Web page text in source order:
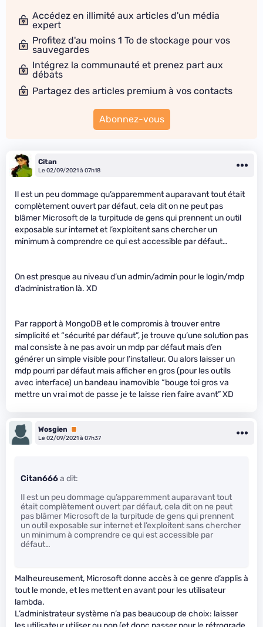
Accédez en illimité aux articles d'un média
expert
Profitez d'au moins 1 To de stockage pour vos
sauvegardes
Intégrez la communauté et prenez part aux
débats
Partagez des articles premium à vos contacts
Abonnez-vous
Citan
Le 02/09/2021 à 07h18
Il est un peu dommage qu’apparemment auparavant tout était
complètement ouvert par défaut, cela dit on ne peut pas
blâmer Microsoft de la turpitude de gens qui prennent un outil
exposable sur internet et l’exploitent sans chercher un
minimum à comprendre ce qui est accessible par défaut…
On est presque au niveau d’un admin/admin pour le login/mdp
d’administration là. XD
Par rapport à MongoDB et le compromis à trouver entre
simplicité et “sécurité par défaut”, je trouve qu’une solution pas
mal consiste à ne pas avoir un mdp par défaut mais d’en
générer un simple visible pour l’installeur. Ou alors laisser un
mdp pourri par défaut mais afficher en gros (pour les outils
avec interface) un bandeau inamovible “bouge toi gros va
mettre un vrai mot de passe je te laisse rien faire avant” XD
Wosgien
Premium
Le 02/09/2021 à 07h37
Citan666a dit:
Il est un peu dommage qu’apparemment auparavant tout
était complètement ouvert par défaut, cela dit on ne peut
pas blâmer Microsoft de la turpitude de gens qui prennent
un outil exposable sur internet et l’exploitent sans chercher
un minimum à comprendre ce qui est accessible par
défaut…
Malheureusement, Microsoft donne accès à ce genre d’applis à
tout le monde, et les mettent en avant pour les utilisateur
lambda.
L’administrateur système n’a pas beaucoup de choix: laisser